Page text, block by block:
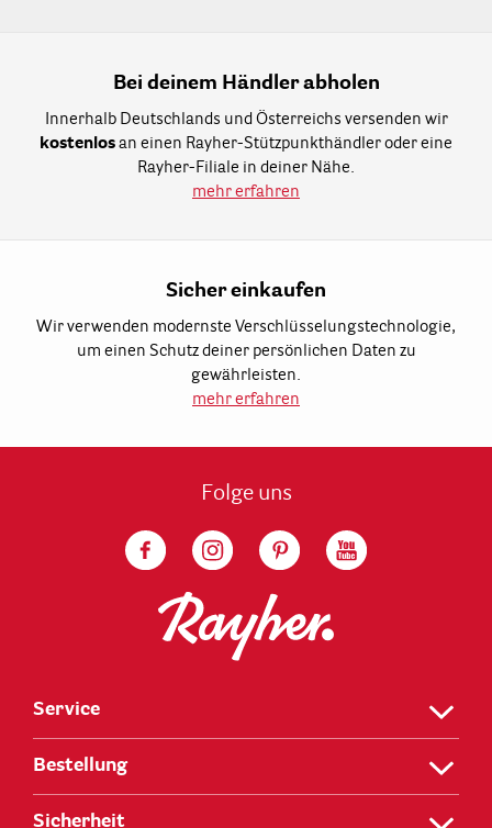
Bei deinem Händler abholen
Innerhalb Deutschlands und Österreichs versenden wir
kostenlos an einen Rayher-Stützpunkthändler oder eine
Rayher-Filiale in deiner Nähe.
mehr erfahren
Sicher einkaufen
Wir verwenden modernste Verschlüsselungstechnologie,
um einen Schutz deiner persönlichen Daten zu
gewährleisten.
mehr erfahren
Folge uns
Service
Bestellung
Sicherheit